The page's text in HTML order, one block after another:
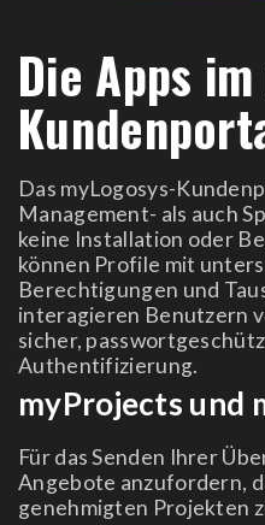
Die Apps
Das myLogosys-
Management- als auch
keine Installation oder
können Profile mit
Berechtigungen und
interagieren Benutzern
sicher,
Authentifizierung.
myProjects und
Für das Senden Ihrer
Angebote anzufordern,
genehmigten Projekten